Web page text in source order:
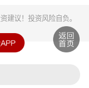
建议！投资风险自负。